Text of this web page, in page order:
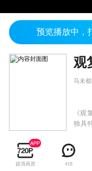
预览播放中，
马未
《观
独具
与电
是一
超清画质 418